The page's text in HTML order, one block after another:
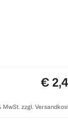
€
MwSt. zzgl.